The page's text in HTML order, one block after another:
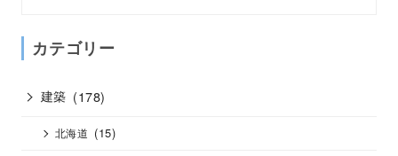
カテゴリー
建築 (178)
北海道 (15)